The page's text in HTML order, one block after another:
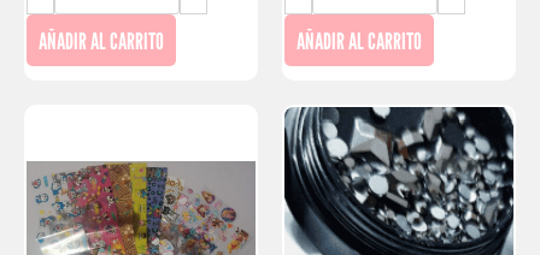
AÑADIR AL CARRITO AÑADIR AL CARRITO